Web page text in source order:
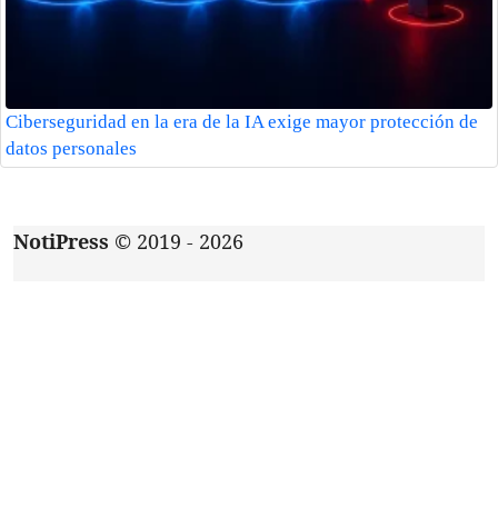
Ciberseguridad en la era de la IA exige mayor protección de
datos personales
NotiPress © 2019 - 2026